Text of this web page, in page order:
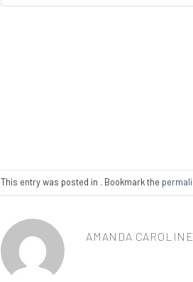
This entry was posted in . Bookmark the
AMANDA